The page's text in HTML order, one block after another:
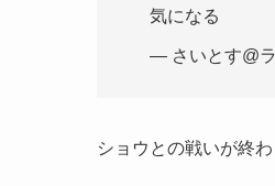
気になる
— さいとす@
ショウとの戦いが終